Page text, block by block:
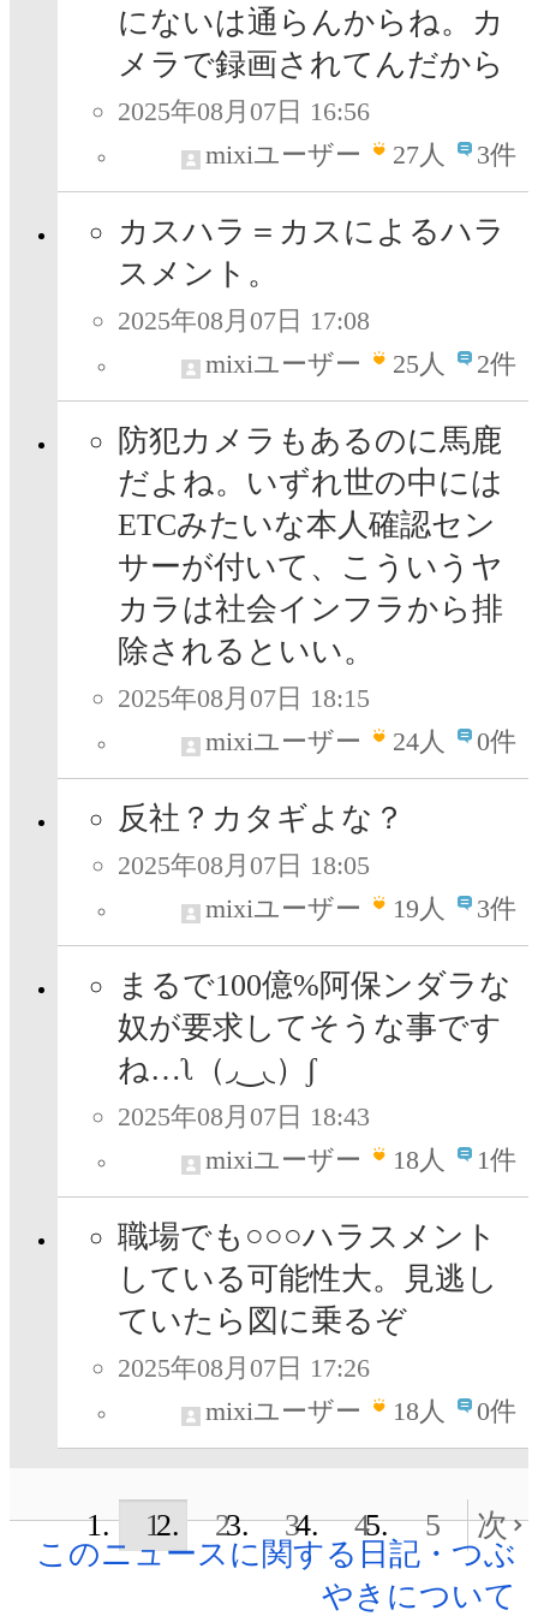
にないは通らんからね。カ
メラで録画されてんだから
2025年08月07日 16:56
mixiユーザー
27人 3件
カスハラ＝カスによるハラ
スメント。
2025年08月07日 17:08
mixiユーザー
25人 2件
防犯カメラもあるのに馬鹿
だよね。いずれ世の中には
ETCみたいな本人確認セン
サーが付いて、こういうヤ
カラは社会インフラから排
除されるといい。
2025年08月07日 18:15
mixiユーザー
24人 0件
反社？カタギよな？
2025年08月07日 18:05
mixiユーザー
19人 3件
まるで100億%阿保ンダラな
奴が要求してそうな事です
ね…ʅ（◞‿◟）ʃ
2025年08月07日 18:43
mixiユーザー
18人 1件
職場でも○○○ハラスメント
している可能性大。見逃し
ていたら図に乗るぞ
2025年08月07日 17:26
mixiユーザー
18人 0件
1 2 3 4 5
次
このニュースに関する日記・つぶ
やきについて